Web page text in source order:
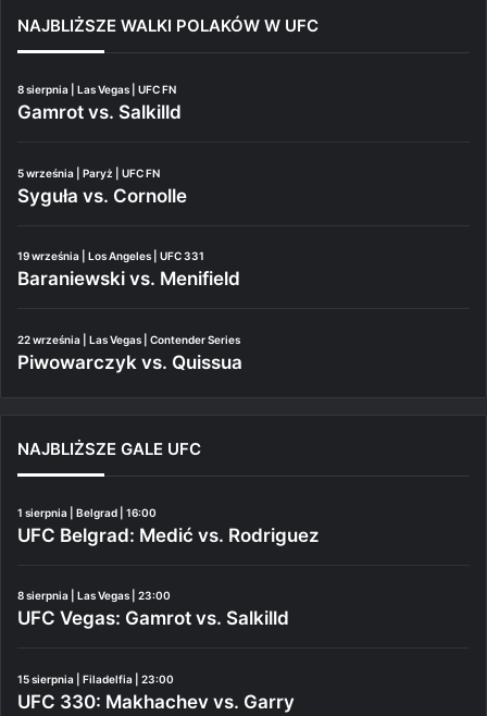
NAJBLIŻSZE WALKI POLAKÓW W UFC
8 sierpnia | Las Vegas | UFC FN
Gamrot vs. Salkilld
5 września | Paryż | UFC FN
Syguła vs. Cornolle
19 września | Los Angeles | UFC 331
Baraniewski vs. Menifield
22 września | Las Vegas | Contender Series
Piwowarczyk vs. Quissua
NAJBLIŻSZE GALE UFC
1 sierpnia | Belgrad | 16:00
UFC Belgrad: Medić vs. Rodriguez
8 sierpnia | Las Vegas | 23:00
UFC Vegas: Gamrot vs. Salkilld
15 sierpnia | Filadelfia | 23:00
UFC 330: Makhachev vs. Garry